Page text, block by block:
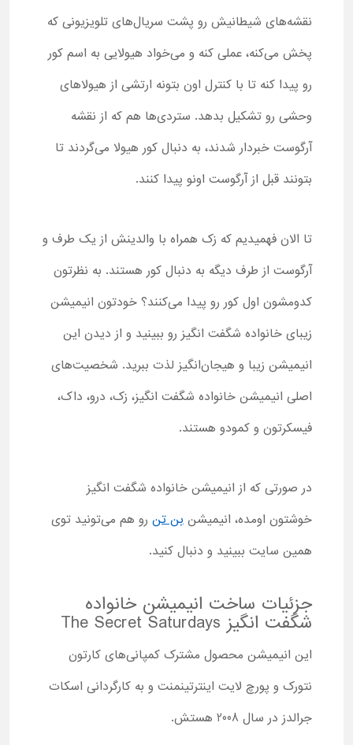
نقشه‌های شیطانیش رو پشت سریال‌های تلویزیونی که
پخش می‌کنه، عملی کنه و می‌خواد هیولایی به اسم کور
رو پیدا کنه تا با کنترل اون بتونه ارتشی از هیولاهای
وحشی رو تشکیل بدهد. ستردی‌ها هم که از نقشه
آرگوست خبردار شدند، به دنبال کور هیولا می‌گردند تا
بتونند قبل از آرگوست اونو پیدا کنند.
تا الان فهمیدیم که زک همراه با والدینش از یک طرف و
آرگوست از طرف دیگه به دنبال کور هستند. به نظرتون
کدومشون اول کور رو پیدا می‌کنند؟ خودتون انیمیشن
زیبای خانواده شگفت انگیز رو ببینید و از دیدن این
انیمیشن زیبا و هیجان‌انگیز لذت ببرید. شخصیت‌های
اصلی انیمیشن خانواده شگفت انگیز، زک، درو، داک،
فیسکرتون و کمودو هستند.
در صورتی که از انیمیشن خانواده شگفت انگیز
خوشتون اومده، انیمیشن بن تن رو هم می‌تونید توی
همین سایت ببینید و دنبال کنید.
جزئیات ساخت انیمیشن خانواده
شگفت انگیز The Secret Saturdays
این انیمیشن محصول مشترک کمپانی‌های کارتون
نتورک و پورچ لایت اینترتینمنت و به کارگردانی اسکات
جرالدز در سال 2008 هستش.